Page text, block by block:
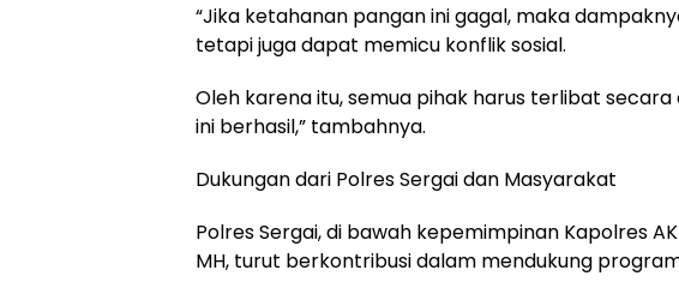
“Jika ketahanan pangan ini gagal, maka
tetapi juga dapat memicu konflik sosial.
Oleh karena itu, semua pihak harus terlibat
ini berhasil,” tambahnya.
Dukungan dari Polres Sergai dan Masyarakat
Polres Sergai, di bawah kepemimpinan Kapolres
MH, turut berkontribusi dalam mendukung